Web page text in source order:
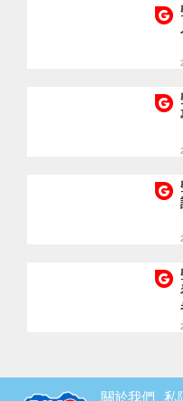
關於我們 私